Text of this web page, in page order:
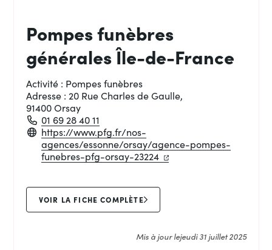
Pompes funèbres
générales Île-de-France
Activité : Pompes funèbres
Adresse : 20 Rue Charles de Gaulle,
91400 Orsay
01 69 28 40 11
https://www.pfg.fr/nos-
agences/essonne/orsay/agence-pompes-
funebres-pfg-orsay-23224 (ouverture dans un
(ouverture dans un
VOIR LA FICHE COMPLÈTE
Mis à jour lejeudi 31 juillet 2025